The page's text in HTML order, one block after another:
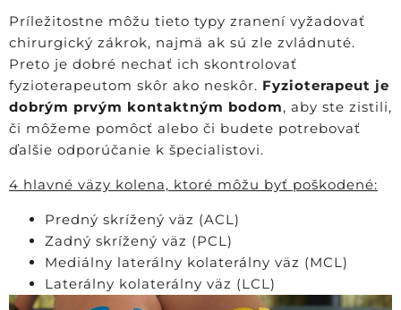
Príležitostne môžu tieto typy zranení vyžadovať
chirurgický zákrok, najmä ak sú zle zvládnuté.
Preto je dobré nechať ich skontrolovať
fyzioterapeutom skôr ako neskôr. Fyzioterapeut je
dobrým prvým kontaktným bodom, aby ste zistili,
či môžeme pomôcť alebo či budete potrebovať
ďalšie odporúčanie k špecialistovi.
4 hlavné väzy kolena, ktoré môžu byť poškodené:
Predný skrížený väz (ACL)
Zadný skrížený väz (PCL)
Mediálny laterálny kolaterálny väz (MCL)
Laterálny kolaterálny väz (LCL)